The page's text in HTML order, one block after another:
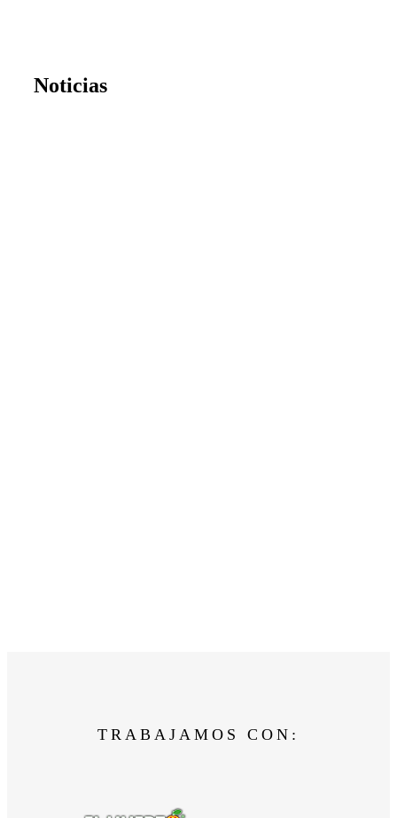
Noticias
TRABAJAMOS CON: